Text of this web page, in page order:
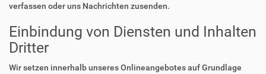
verfassen oder uns Nachrichten zusenden.
Einbindung von Diensten und Inhalten
Dritter
Wir setzen innerhalb unseres Onlineangebotes auf Grundlage